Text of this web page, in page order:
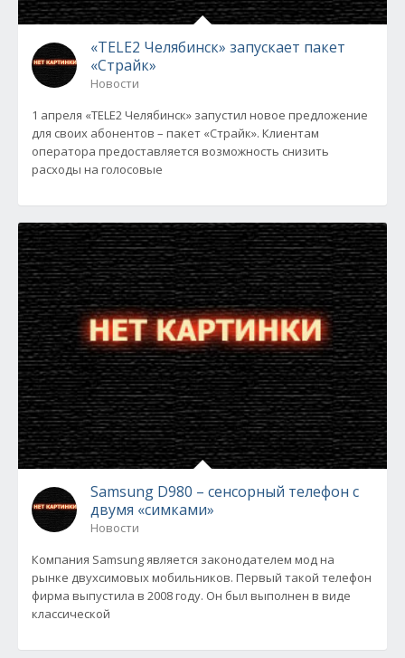
«TELE2 Челябинск» запускает пакет
«Страйк»
Новости
1 апреля «TELE2 Челябинск» запустил новое предложение
для своих абонентов – пакет «Страйк». Клиентам
оператора предоставляется возможность снизить
расходы на голосовые
Samsung D980 – сенсорный телефон с
двумя «симками»
Новости
Компания Samsung является законодателем мод на
рынке двухсимовых мобильников. Первый такой телефон
фирма выпустила в 2008 году. Он был выполнен в виде
классической